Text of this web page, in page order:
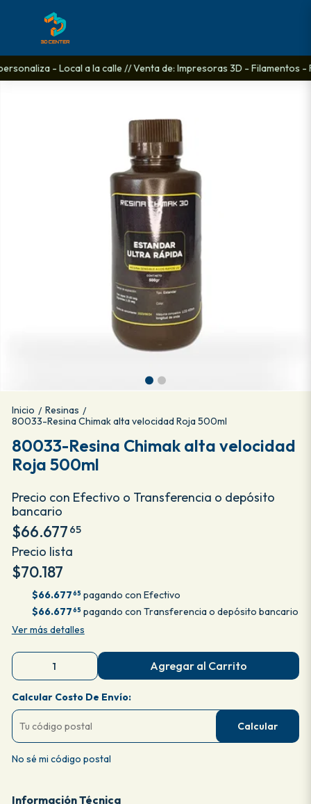
- Local a la calle // Venta de: Impresoras 3D - Filamentos -
Inicio / Resinas /
80033-Resina Chimak alta velocidad Roja 500ml
80033-Resina Chimak alta velocidad
Roja 500ml
Precio con Efectivo o Transferencia o depósito
bancario
$66.677 65
Precio lista
$70.187
$66.67765 pagando con Efectivo
$66.67765 pagando con Transferencia o depósito bancario
Ver más detalles
Agregar al Carrito
Calcular Costo De Envío:
Calcular
No sé mi código postal
Información Técnica